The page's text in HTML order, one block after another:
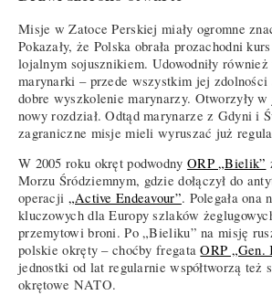
Misje w Zatoce Perskiej miały ogromne
Pokazały, że Polska obrała prozachodni
lojalnym sojusznikiem. Udowodniły
marynarki – przede wszystkim jej zdolności
dobre wyszkolenie marynarzy. Otworzyły
nowy rozdział. Odtąd marynarze z Gdyni i
zagraniczne misje mieli wyruszać już
W 2005 roku okręt podwodny ORP „Bielik”
Morzu Śródziemnym, gdzie dołączył do
operacji „Active Endeavour”. Polegała ona
kluczowych dla Europy szlaków
przemytowi broni. Po „Bieliku” na misję
polskie okręty – choćby fregataORP „Gen.
jednostki od lat regularnie współtworzą też
okrętowe NATO.